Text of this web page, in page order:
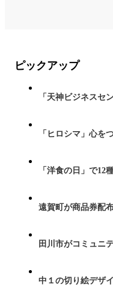
ピックアップ
「天神ビジネス
「ヒロシマ」心
「洋食の日」で
遠賀町が商品券配
田川市がコミュニ
中１の切り絵デザ